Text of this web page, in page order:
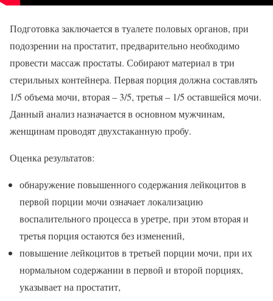
Подготовка заключается в туалете половых органов, при
подозрении на простатит, предварительно необходимо
провести массаж простаты. Собирают материал в три
стерильных контейнера. Первая порция должна составлять
1/5 объема мочи, вторая – 3/5, третья – 1/5 оставшейся мочи.
Данный анализ назначается в основном мужчинам,
женщинам проводят двухстаканную пробу.
Оценка результатов:
обнаружение повышенного содержания лейкоцитов в
первой порции мочи означает локализацию
воспалительного процесса в уретре, при этом вторая и
третья порция остаются без изменений,
повышение лейкоцитов в третьей порции мочи, при их
нормальном содержании в первой и второй порциях,
указывает на простатит,